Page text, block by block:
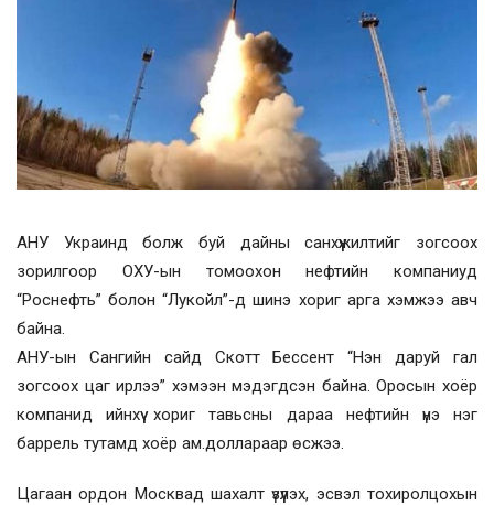
АНУ Украинд болж буй дайны санхүүжилтийг зогсоох
зорилгоор ОХУ-ын томоохон нефтийн компаниуд
“Роснефть” болон “Лукойл”-д шинэ хориг арга хэмжээ авч
байна.
АНУ-ын Сангийн сайд Скотт Бессент “Нэн даруй гал
зогсоох цаг ирлээ” хэмээн мэдэгдсэн байна. Оросын хоёр
компанид ийнхүү хориг тавьсны дараа нефтийн үнэ нэг
баррель тутамд хоёр ам.доллараар өсжээ.
Цагаан ордон Москвад шахалт үзүүлэх, эсвэл тохиролцохын